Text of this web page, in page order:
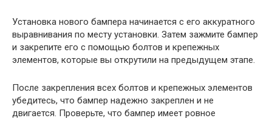
Установка нового бампера начинается с его аккуратного
выравнивания по месту установки. Затем зажмите бампер
и закрепите его с помощью болтов и крепежных
элементов, которые вы открутили на предыдущем этапе.
После закрепления всех болтов и крепежных элементов
убедитесь, что бампер надежно закреплен и не
двигается. Проверьте, что бампер имеет ровное